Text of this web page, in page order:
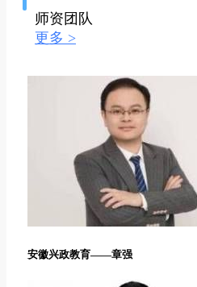
师资团队
更多 >
安徽兴政教育——章强